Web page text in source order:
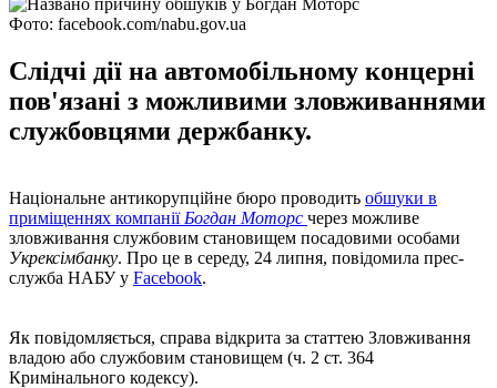
Фото: facebook.com/nabu.gov.ua
Слідчі дії на автомобільному концерні
пов'язані з можливими зловживаннями
службовцями держбанку.
Національне антикорупційне бюро проводить обшуки в
приміщеннях компанії Богдан Моторс через можливе
зловживання службовим становищем посадовими особами
Укрексімбанку. Про це в середу, 24 липня, повідомила прес-
служба НАБУ у Facebook.
Як повідомляється, справа відкрита за статтею Зловживання
владою або службовим становищем (ч. 2 ст. 364
Кримінального кодексу).